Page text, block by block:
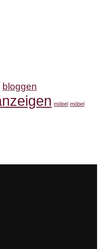
bloggen
möbel möbel